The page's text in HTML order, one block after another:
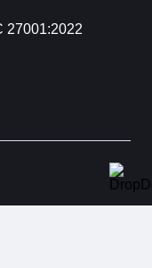
27001:2022